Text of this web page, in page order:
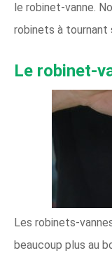
le robinet-vanne.
robinets à tournant
Le robinet-
Les robinets-
beaucoup plus au